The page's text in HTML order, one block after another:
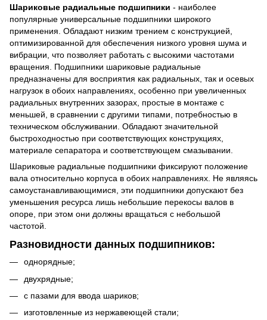
Шариковые радиальные подшипники - наиболее
популярные универсальные подшипники широкого
применения. Обладают низким трением с конструкцией,
оптимизированной для обеспечения низкого уровня шума и
вибрации, что позволяет работать с высокими частотами
вращения. Подшипники шариковые радиальные
предназначены для восприятия как радиальных, так и осевых
нагрузок в обоих направлениях, особенно при увеличенных
радиальных внутренних зазорах, простые в монтаже с
меньшей, в сравнении с другими типами, потребностью в
техническом обслуживании. Обладают значительной
быстроходностью при соответствующих конструкциях,
материале сепаратора и соответствующем смазывании.
Шариковые радиальные подшипники фиксируют положение
вала относительно корпуса в обоих направлениях. Не являясь
самоустанавливающимися, эти подшипники допускают без
уменьшения ресурса лишь небольшие перекосы валов в
опоре, при этом они должны вращаться с небольшой
частотой.
Разновидности данных подшипников:
однорядные;
двухрядные;
с пазами для ввода шариков;
изготовленные из нержавеющей стали;